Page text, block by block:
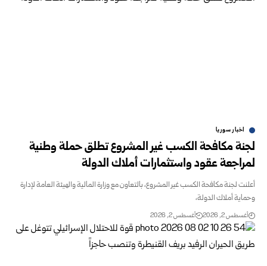
اخبار سوريا
لجنة مكافحة الكسب غير المشروع تطلق حملة وطنية
لمراجعة عقود واستثمارات أملاك ‏الدولة
أعلنت لجنة مكافحة الكسب غير المشروع، بالتعاون مع وزارة المالية والهيئة العامة ‏لإدارة
وحماية أملاك الدولة،
أغسطس 2, 2026 أغسطس 2, 2026